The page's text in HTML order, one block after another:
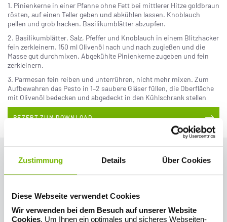
Zustimmung Details Über Cookies
Diese Webseite verwendet Cookies
Wir verwenden bei dem Besuch auf unserer Website
Cookies. Um Ihnen ein optimales und sicheres Webseiten-
1. Pinienkerne in einer Pfanne ohne Fett bei mittlerer Hitze goldbraun
rösten, auf einen Teller geben und abkühlen lassen. Knoblauch
pellen und grob hacken. Basilikumblätter abzupfen.
2. Basilikumblätter, Salz, Pfeffer und Knoblauch in einem Blitzhacker
fein zerkleinern. 150 ml Olivenöl nach und nach zugießen und die
Masse gut durchmixen. Abgekühlte Pinienkerne zugeben und fein
zerkleinern.
3. Parmesan fein reiben und unterrühren, nicht mehr mixen. Zum
Aufbewahren das Pesto in 1–2 saubere Gläser füllen, die Oberfläche
mit Olivenöl bedecken und abgedeckt in den Kühlschrank stellen
REZEPT ZUM DOWNLOAD
Kürbisspaghetti mit brauner Butter, Prosciutto,
Salbei und Mandeln (Paleo)
800 g Kürbisfruchtfleisch (Butternut-Kürbis)
3 Knoblauchzehen
50 g Butter